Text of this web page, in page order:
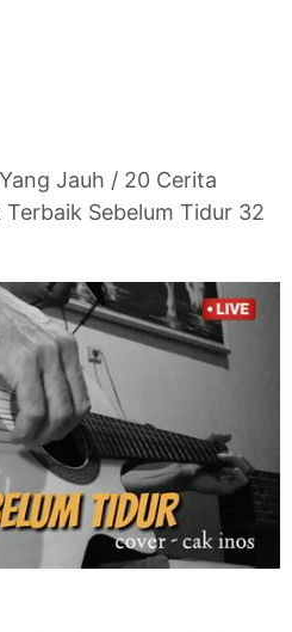
Jauh / 20 Cerita
Sebelum Tidur 32